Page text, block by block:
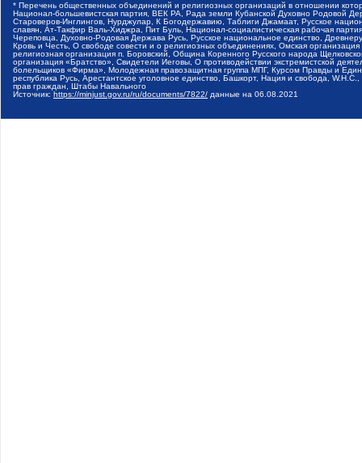
* Перечень общественных объединений и религиозных организаций в отношении
Национал-большевистская партия, ВЕК РА, Рада земли Кубанской Духовно Родовой
Староверов-Инглингов, Нурджулар, К Богодержавию, Таблиги Джамаат, Русское
славян, Ат-Такфир Валь-Хиджра, Пит Буль, Национал-социалистическая рабочая
Череповца, Духовно-Родовая Держава Русь, Русское национальное единство,
Кровь и Честь, О свободе совести и о религиозных объединениях, Омская
религиозная организация п. Боровский, Община Коренного Русского народа
организация «Братство», Свидетели Иеговы, О противодействии экстремистской
болельщиков «Фирма», Молодежная правозащитная группа МПГ, Курсом Правды и
республика Русь, Арестантское уголовное единство, Башкорт, Нация и свобода,
прав граждан, Штабы Навального
Источник: https://minjust.gov.ru/ru/documents/7822/ данные на 06.08.2021